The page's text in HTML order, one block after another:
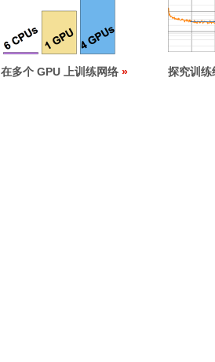
在多个 GPU 上训练网络 探究训练